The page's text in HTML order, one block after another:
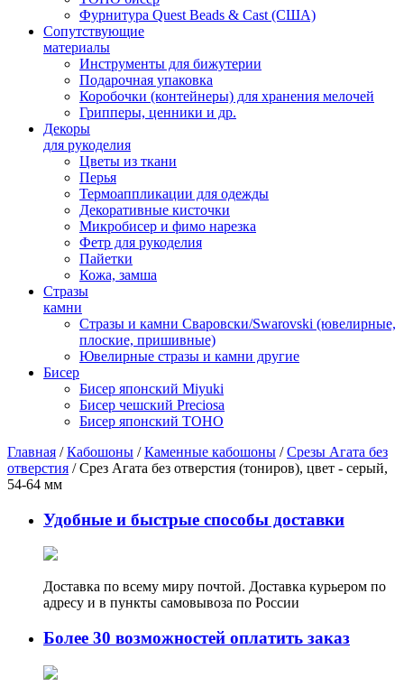
Фурнитура Quest Beads & Cast (США)
Сопутствующие
материалы
Инструменты для бижутерии
Подарочная упаковка
Коробочки (контейнеры) для хранения мелочей
Грипперы, ценники и др.
Декоры
для рукоделия
Цветы из ткани
Перья
Термоаппликации для одежды
Декоративные кисточки
Микробисер и фимо нарезка
Фетр для рукоделия
Пайетки
Кожа, замша
Стразы
камни
Стразы и камни Сваровски/Swarovski (ювелирные,
плоские, пришивные)
Ювелирные стразы и камни другие
Бисер
Бисер японский Miyuki
Бисер чешский Preciosa
Бисер японский TOHO
Главная /Кабошоны /Каменные кабошоны /Срезы Агата без
отверстия / Срез Агата без отверстия (тониров), цвет - серый,
54-64 мм
Удобные и быстрые способы доставки
Доставка по всему миру почтой. Доставка курьером по
адресу и в пункты самовывоза по России
Более 30 возможностей оплатить заказ